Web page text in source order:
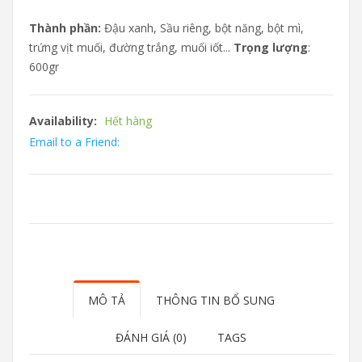
Thành phần: Đậu xanh, Sầu riêng, bột năng, bột mì,
trứng vịt muối, đường trắng, muối iốt... Trọng lượng:
600gr
Availability: Hết hàng
Email to a Friend:
MÔ TẢ THÔNG TIN BỔ SUNG
ĐÁNH GIÁ (0) TAGS